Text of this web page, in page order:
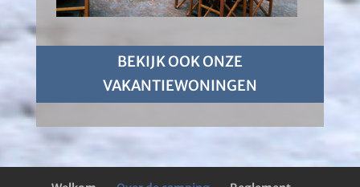
BEKIJK OOK ONZE
VAKANTIEWONINGEN